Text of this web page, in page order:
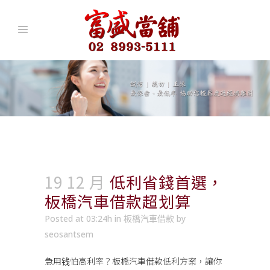
19 12 月 低利省錢首選，
板橋汽車借款超划算
Posted at 03:24h in 板橋汽車借款 by
seosantsem
急用钱怕高利率？ 板橋汽車借款低利方案，讓你